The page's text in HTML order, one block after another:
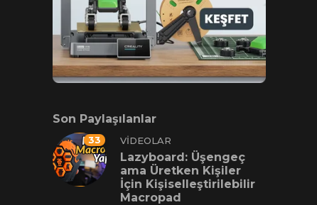
Son Paylaşılanlar
33 VIDEOLAR
Lazyboard: Üşengeç
ama Üretken Kişiler
İçin Kişiselleştirilebilir
Macropad